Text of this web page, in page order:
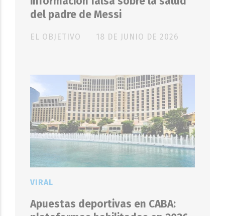
del padre de Messi
EL OBJETIVO 18 DE JUNIO DE 2026
Apuestas deportivas en CABA:
VIRAL